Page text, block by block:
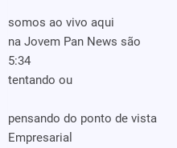
somos ao vivo aqui
na Jovem Pan News são
5:34
tentando ou
pensando do ponto de vista
Empresarial